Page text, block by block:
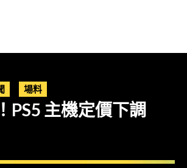
場料
PS5 主機定價下調